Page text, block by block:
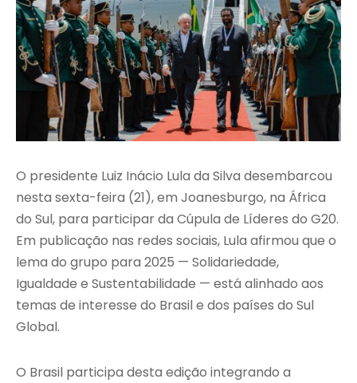
O presidente Luiz Inácio Lula da Silva desembarcou
nesta sexta-feira (21), em Joanesburgo, na África
do Sul, para participar da Cúpula de Líderes do G20.
Em publicação nas redes sociais, Lula afirmou que o
lema do grupo para 2025 — Solidariedade,
Igualdade e Sustentabilidade — está alinhado aos
temas de interesse do Brasil e dos países do Sul
Global.
O Brasil participa desta edição integrando a